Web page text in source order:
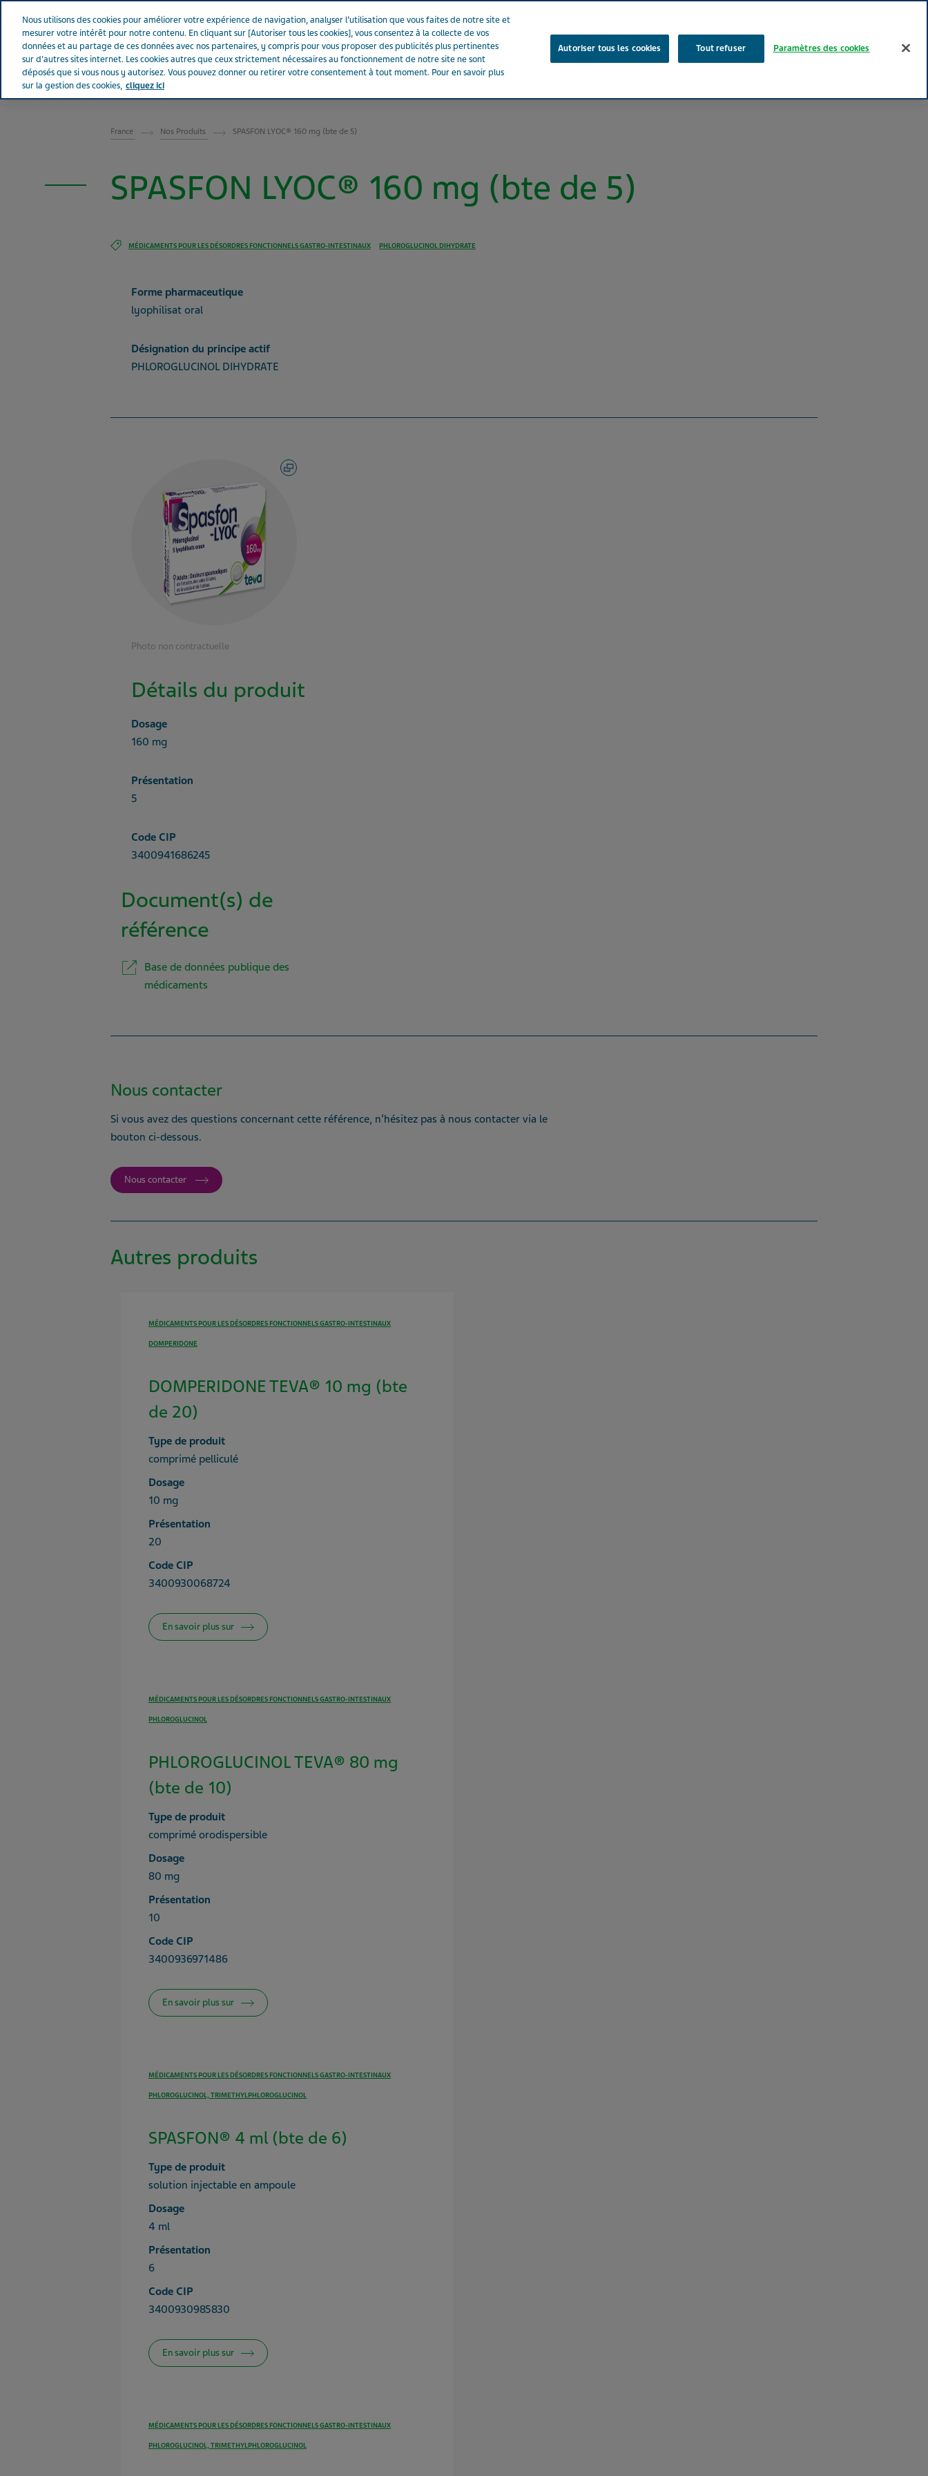
Aller sur Tevapharm
FRANCE
France Nos Produits SPASFON LYOC® 160 mg (bte de 5)
SPASFON LYOC® 160 mg (bte de 5)
MÉDICAMENTS POUR LES DÉSORDRES FONCTIONNELS GASTRO-INTESTINAUX PHLOROGLUCINOL DIHYDRATE
Forme pharmaceutique
lyophilisat oral
Désignation du principe actif
PHLOROGLUCINOL DIHYDRATE
Photo non contractuelle
Détails du produit
Dosage
160 mg
Présentation
5
Code CIP
3400941686245
Document(s) de
référence
Base de données publique des
médicaments
Nous contacter
Si vous avez des questions concernant cette référence, n’hésitez pas à nous contacter via le
bouton ci-dessous.
Nous contacter
Autres produits
MÉDICAMENTS POUR LES DÉSORDRES FONCTIONNELS GASTRO-INTESTINAUX
DOMPERIDONE
DOMPERIDONE TEVA® 10 mg (bte
de 20)
Type de produit
comprimé pelliculé
Dosage
10 mg
Présentation
20
Code CIP
3400930068724
En savoir plus sur
MÉDICAMENTS POUR LES DÉSORDRES FONCTIONNELS GASTRO-INTESTINAUX
PHLOROGLUCINOL
PHLOROGLUCINOL TEVA® 80 mg
(bte de 10)
Type de produit
comprimé orodispersible
Dosage
80 mg
Présentation
10
Code CIP
3400936971486
En savoir plus sur
MÉDICAMENTS POUR LES DÉSORDRES FONCTIONNELS GASTRO-INTESTINAUX
PHLOROGLUCINOL, TRIMETHYLPHLOROGLUCINOL
SPASFON® 4 ml (bte de 6)
Type de produit
solution injectable en ampoule
Dosage
4 ml
Présentation
6
Code CIP
3400930985830
En savoir plus sur
MÉDICAMENTS POUR LES DÉSORDRES FONCTIONNELS GASTRO-INTESTINAUX
PHLOROGLUCINOL, TRIMETHYLPHLOROGLUCINOL
Nous utilisons des cookies pour améliorer votre expérience de navigation, analyser l’utilisation que vous faites de notre site et
mesurer votre intérêt pour notre contenu. En cliquant sur [Autoriser tous les cookies], vous consentez à la collecte de vos
données et au partage de ces données avec nos partenaires, y compris pour vous proposer des publicités plus pertinentes
sur d'autres sites internet. Les cookies autres que ceux strictement nécessaires au fonctionnement de notre site ne sont
déposés que si vous nous y autorisez. Vous pouvez donner ou retirer votre consentement à tout moment. Pour en savoir plus
sur la gestion des cookies, cliquez ici
Autoriser tous les cookies Tout refuser Paramètres des cookies